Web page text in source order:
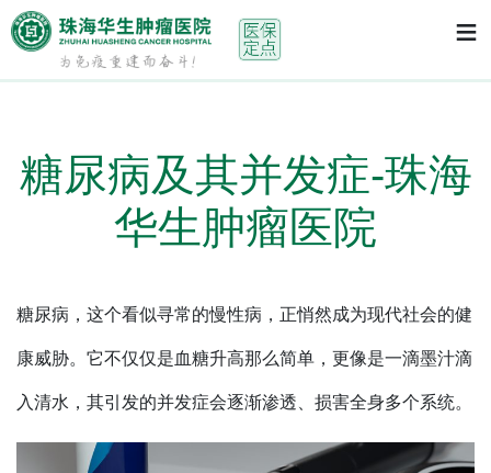
≡
首页 > 糖尿病及其并发症-珠海华生肿瘤医院
糖尿病及其并发症-珠海
华生肿瘤医院
糖尿病，这个看似寻常的慢性病，正悄然成为现代社会的健
康威胁。它不仅仅是血糖升高那么简单，更像是一滴墨汁滴
入清水，其引发的并发症会逐渐渗透、损害全身多个系统。